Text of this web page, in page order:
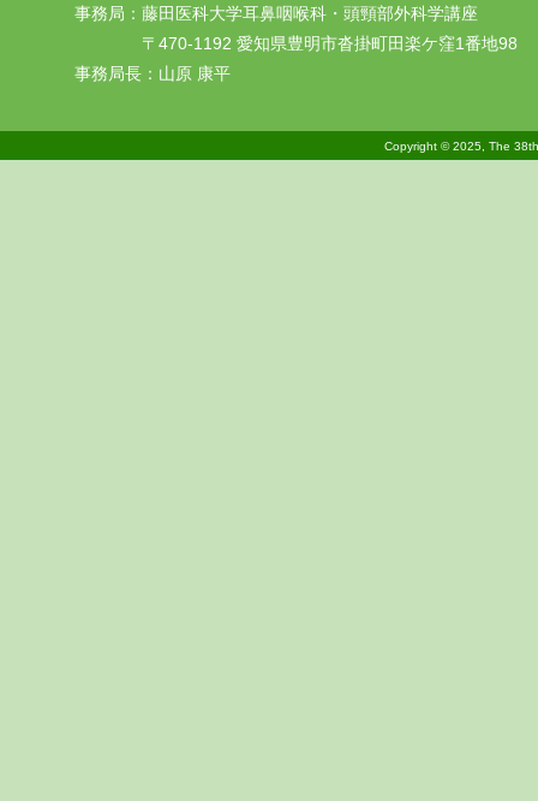
事務局：藤田医科大学耳鼻咽喉科・頭頸部外科学講座
〒470-1192 愛知県豊明市沓掛町田楽ケ窪1番地98
事務局長：山原 康平
Copyright © 2025, The